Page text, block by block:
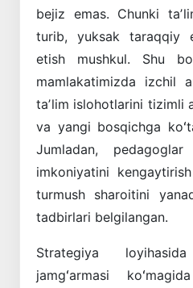
bejiz emas. Chunki
turib, yuksak taraqqiy
etish mushkul. Shu
mamlakatimizda izchil
taʼlim islohotlarini tizimli
va yangi bosqichga
Jumladan,
imkoniyatini
turmush sharoitini
tadbirlari belgilangan.
Strategiya
jamgʻarmasi